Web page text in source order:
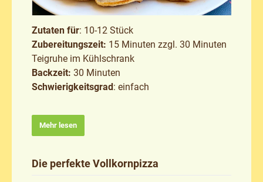
Zutaten für: 10-12 Stück
Zubereitungszeit: 15 Minuten zzgl. 30 Minuten
Teigruhe im Kühlschrank
Backzeit: 30 Minuten
Schwierigkeitsgrad : einfach
Mehr lesen
Die perfekte Vollkornpizza